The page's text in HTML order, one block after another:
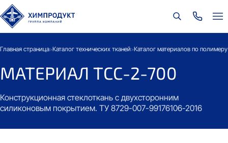
Главная страница>Каталог технических тканей>Каталог материалов по
МАТЕРИАЛ ТСС-2-700
Конструкционная стеклоткань с двухсторонним
силиконовым покрытием. ТУ 8729-007-99176106-2016